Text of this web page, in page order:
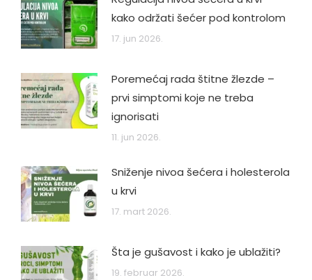
kako održati šećer pod kontrolom
17. jun 2026.
Poremećaj rada štitne žlezde –
prvi simptomi koje ne treba
ignorisati
11. jun 2026.
Sniženje nivoa šećera i holesterola
u krvi
17. mart 2026.
Šta je gušavost i kako je ublažiti?
19. februar 2026.